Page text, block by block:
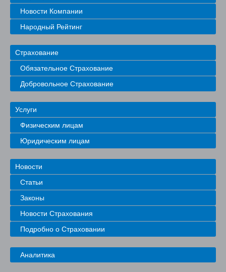
Новости Компании
Народный Рейтинг
Страхование
Обязательное Страхование
Добровольное Страхование
Услуги
Физическим лицам
Юридическим лицам
Новости
Статьи
Законы
Новости Страхования
Подробно о Страховании
Аналитика